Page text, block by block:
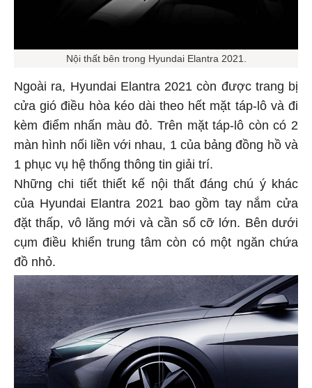
Nội thất bên trong Hyundai Elantra 2021.
Ngoài ra, Hyundai Elantra 2021 còn được trang bị
cửa gió điều hòa kéo dài theo hết mặt táp-lô và đi
kèm điểm nhấn màu đỏ. Trên mặt táp-lô còn có 2
màn hình nối liền với nhau, 1 của bảng đồng hồ và
1 phục vụ hệ thống thông tin giải trí.
Những chi tiết thiết kế nội thất đáng chú ý khác
của Hyundai Elantra 2021 bao gồm tay nắm cửa
đặt thấp, vô lăng mới và cần số cỡ lớn. Bên dưới
cụm điều khiển trung tâm còn có một ngăn chứa
đồ nhỏ.